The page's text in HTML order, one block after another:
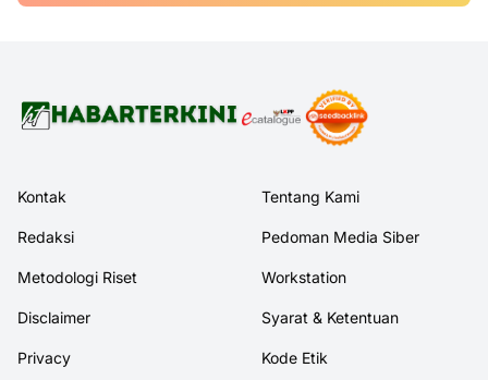
Kontak Tentang Kami
Redaksi Pedoman Media Siber
Metodologi Riset Workstation
Disclaimer Syarat & Ketentuan
Privacy Kode Etik